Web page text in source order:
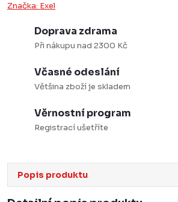
Značka: Exel
Doprava zdrama
Při nákupu nad 2300 Kč
Včasné odeslání
Většina zboží je skladem
Věrnostní program
Registrací ušetříte
Popis produktu